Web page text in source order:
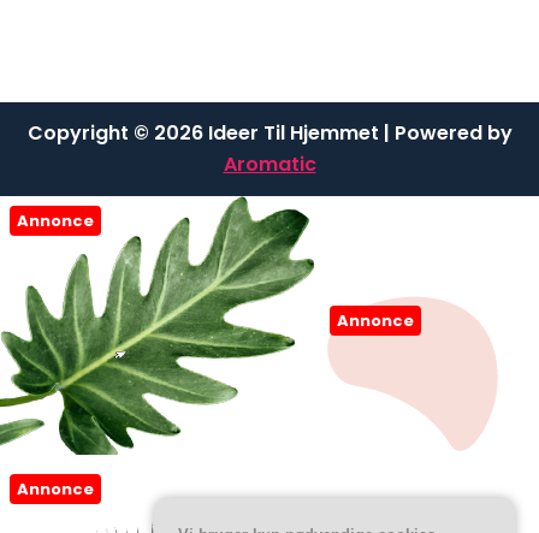
Copyright © 2026 Ideer Til Hjemmet | Powered by
Aromatic
Annonce
Annonce
Annonce